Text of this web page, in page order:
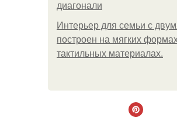
диагонали
Интерьер для семьи с
построен на мягких
тактильных материалах.